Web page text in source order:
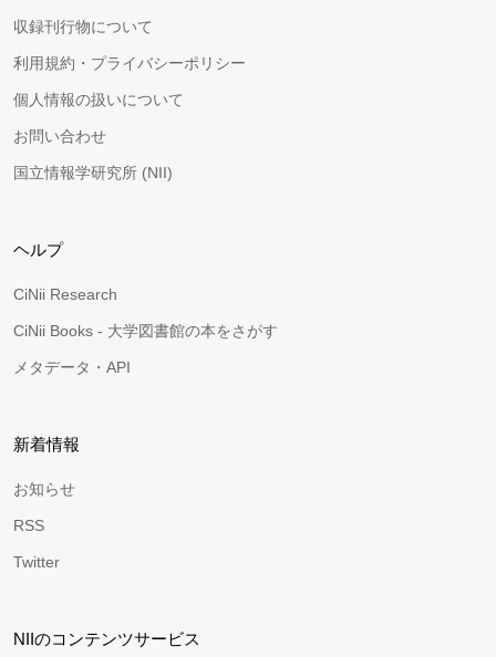
収録刊行物について
利用規約・プライバシーポリシー
個人情報の扱いについて
お問い合わせ
国立情報学研究所 (NII)
ヘルプ
CiNii Research
CiNii Books - 大学図書館の本をさがす
メタデータ・API
新着情報
お知らせ
RSS
Twitter
NIIのコンテンツサービス